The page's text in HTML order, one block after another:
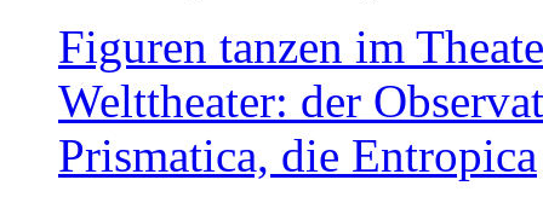
Figuren tanzen im
Welttheater: der
Prismatica, die Entropica